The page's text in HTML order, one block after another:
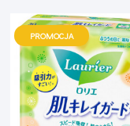
PROMOCJA